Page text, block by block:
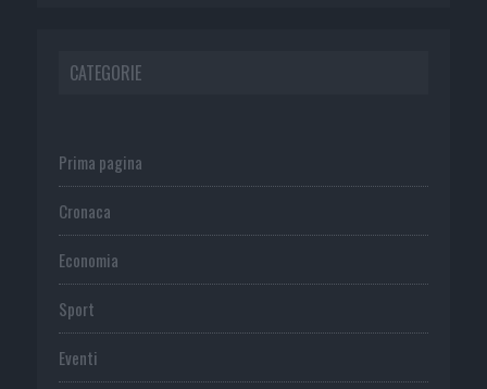
CATEGORIE
Prima pagina
Cronaca
Economia
Sport
Eventi